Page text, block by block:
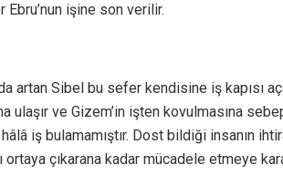
Ebru’nun işine son verilir.
artan Sibel bu sefer kendisine iş
ve Gizem’in işten kovulmasına
hâlâ iş bulamamıştır. Dost bildiği insanın
ortaya çıkarana kadar mücadele etmeye